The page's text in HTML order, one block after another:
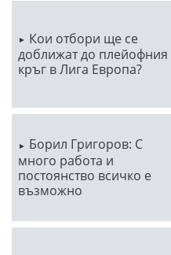
Кои отбори ще се
доближат до плейофния
кръг в Лига Европа?
Борил Григоров: С
много работа и
постоянство всичко е
възможно